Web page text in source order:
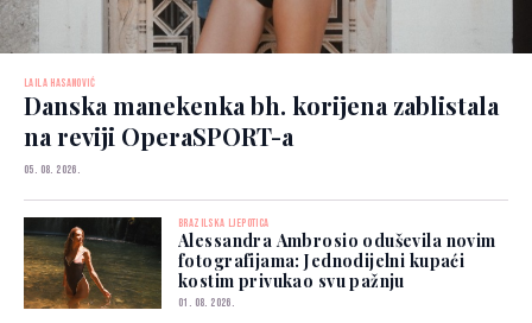
LAILA HASANOVIĆ
Danska manekenka bh. korijena zablistala
na reviji OperaSPORT-a
05. 08. 2026.
BRAZILSKA LJEPOTICA
Alessandra Ambrosio oduševila novim
fotografijama: Jednodijelni kupaći
kostim privukao svu pažnju
01. 08. 2026.